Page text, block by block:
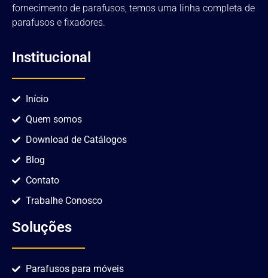
fornecimento de parafusos, temos uma linha completa de
parafusos e fixadores.
Institucional
Início
Quem somos
Download de Catálogos
Blog
Contato
Trabalhe Conosco
Soluções
Parafusos para móveis